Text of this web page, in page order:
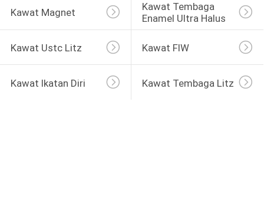
Kawat Magnet
Kawat Tembaga
Enamel Ultra Halus
Kawat Ustc Litz Kawat FIW
Kawat Ikatan Diri Kawat Tembaga Litz